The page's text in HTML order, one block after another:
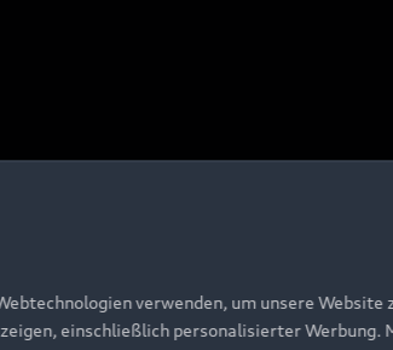
verwenden, um unsere Website
einschließlich personalisierter Werbung.